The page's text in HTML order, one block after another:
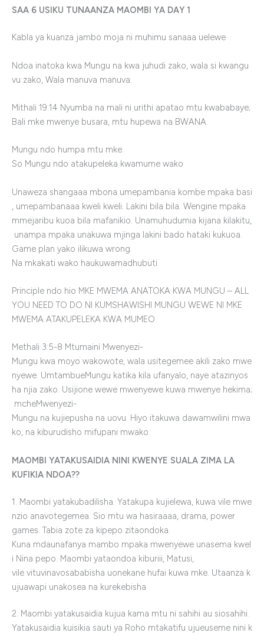
SAA 6 USIKU TUNAANZA MAOMBI YA DAY 1
Kabla ya kuanza jambo moja ni muhimu sanaaa uelewe
Ndoa inatoka kwa Mungu na kwa juhudi zako, wala si kwangu
vu zako, Wala manuva manuva.
Mithali 19:14 Nyumba na mali ni urithi apatao mtu kwababaye;
Bali mke mwenye busara, mtu hupewa na BWANA.
Mungu ndo humpa mtu mke.
So Mungu ndo atakupeleka kwamume wako
Unaweza shangaaa mbona umepambania kombe mpaka basi
, umepambanaaa kweli kweli. Lakini bila bila. Wengine mpaka
mmejaribu kuoa bila mafanikio. Unamuhudumia kijana kilakitu,
unampa mpaka unakuwa mjinga lakini bado hataki kukuoa.
Game plan yako ilikuwa wrong.
Na mkakati wako haukuwamadhubuti.
Principle ndo hio MKE MWEMA ANATOKA KWA MUNGU – ALL
YOU NEED TO DO NI KUMSHAWISHI MUNGU WEWE NI MKE
MWEMA ATAKUPELEKA KWA MUMEO
Methali 3:5-8 Mtumaini Mwenyezi-
Mungu kwa moyo wakowote, wala usitegemee akili zako mwe
nyewe. UmtambueMungu katika kila ufanyalo, naye atazinyos
ha njia zako. Usijione wewe mwenyewe kuwa mwenye hekima;
mcheMwenyezi-
Mungu na kujiepusha na uovu. Hiyo itakuwa dawamwilini mwa
ko, na kiburudisho mifupani mwako.
MAOMBI YATAKUSAIDIA NINI KWENYE SUALA ZIMA LA
KUFIKIA NDOA??
1. Maombi yatakubadilisha. Yatakupa kujielewa, kuwa vile mwe
nzio anavotegemea. Sio mtu wa hasiraaaa, drama, power
games. Tabia zote za kipepo zitaondoka.
Kuna mdaunafanya mambo mpaka mwenyewe unasema kwel
i Nina pepo. Maombi yataondoa kiburiii, Matusi,
vile vituvinavosababisha uonekane hufai kuwa mke. Utaanza k
ujuawapi unakosea na kurekebisha
2. Maombi yatakusaidia kujua kama mtu ni sahihi au siosahihi.
Yatakusaidia kuisikia sauti ya Roho mtakatifu ujueuseme nini k